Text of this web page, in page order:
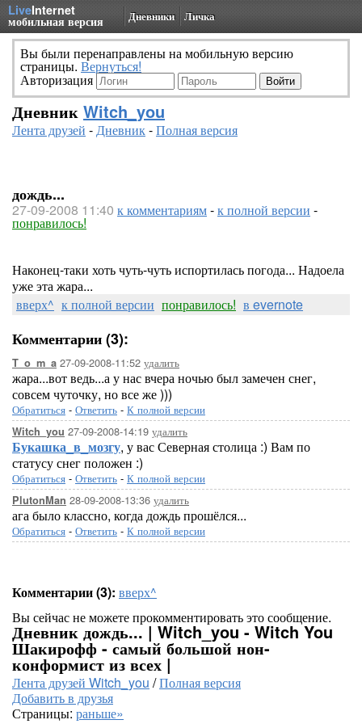
LiveInternet
мобильная версия Дневники Личка
Вы были перенаправлены на мобильную версию
страницы. Вернуться!
Авторизация
Дневник Witch_you
Лента друзей -Дневник-Полная версия
дождь...
27-09-2008 11:40 к комментариям-к полной версии -
понравилось!
Наконец-таки хоть чуть-чуть испортилась погода... Надоела
уже эта жара...
вверх^ к полной версии понравилось! в evernote
Комментарии (3):
T_o_m_a 27-09-2008-11:52 удалить
жара...вот ведь...а у нас вчера ночью был замечен снег,
совсем чуточку, но все же )))
Обратиться - Ответить - К полной версии
Witch_you 27-09-2008-14:19 удалить
Букашка_в_мозгу, у вас Северная столица :) Вам по
статусу снег положен :)
Обратиться - Ответить - К полной версии
PlutonMan 28-09-2008-13:36 удалить
ага было классно, когда дождь прошёлся...
Обратиться - Ответить - К полной версии
Комментарии (3): вверх^
Вы сейчас не можете прокомментировать это сообщение.
Дневник дождь... | Witch_you - Witch You
Шакирофф - самый большой нон-
конформист из всех |
Лента друзей Witch_you /Полная версия
Добавить в друзья
Страницы: раньше»